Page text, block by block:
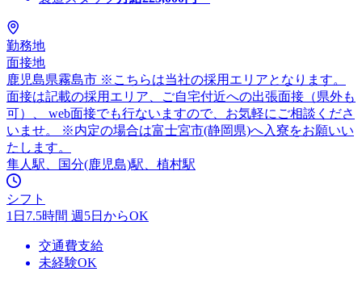
勤務地
面接地
鹿児島県霧島市 ※こちらは当社の採用エリアとなります。
面接は記載の採用エリア、ご自宅付近への出張面接（県外も
可）、 web面接でも行ないますので、お気軽にご相談くださ
いませ。 ※内定の場合は富士宮市(静岡県)へ入寮をお願いい
たします。
隼人駅、国分(鹿児島)駅、植村駅
シフト
1日7.5時間 週5日からOK
交通費支給
未経験OK